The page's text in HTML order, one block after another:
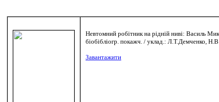
Невтомний робітник на рідній ниві: Василь
біобібліогр. покажч. / уклад.: Л.Т.Демченко,
Завантажити